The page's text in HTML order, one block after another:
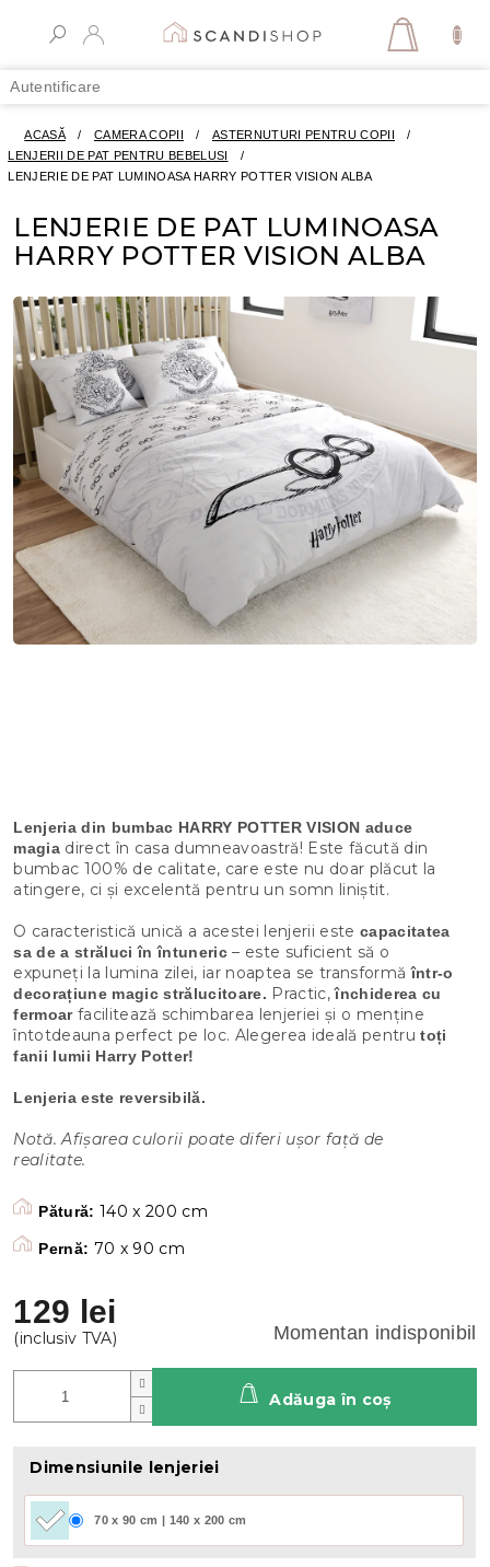
conținut
Autentificare
COŞ
ACASĂ / CAMERA COPII / ASTERNUTURI PENTRU COPII
/
LENJERII DE PAT PENTRU BEBELUSI
/
LENJERIE DE PAT LUMINOASA HARRY POTTER VISION ALBA
LENJERIE DE PAT LUMINOASA
HARRY POTTER VISION ALBA
129 lei
Momentan indisponibil
Dimensiunile lenjeriei
70 x 90 cm | 140 x 200 cm
Adăuga în coş
Lenjeria din bumbac HARRY POTTER VISION aduce
magiadirect în casa dumneavoastră! Este făcută din
bumbac 100% de calitate, care este nu doar plăcut la
atingere, ci și excelentă pentru un somn liniștit.
O caracteristică unică a acestei lenjerii este capacitatea
sa de a străluci în întuneric– este suficient să o
expuneți la lumina zilei, iar noaptea se transformăîntr-o
decorațiune magic strălucitoare. Practic,închiderea cu
fermoarfacilitează schimbarea lenjeriei și o menține
întotdeauna perfect pe loc. Alegerea ideală pentrutoți
fanii lumii Harry Potter!
Lenjeria este reversibilă.
Notă. Afișarea culorii poate diferi ușor față de
realitate.
Pătură: 140 x 200 cm
Pernă: 70 x 90 cm